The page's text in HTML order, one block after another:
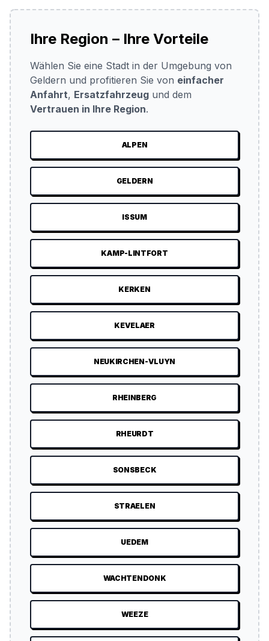
Ihre Region – Ihre Vorteile
Wählen Sie eine Stadt in der Umgebung von
Geldern und profitieren Sie von einfacher
Anfahrt, Ersatzfahrzeug und dem
Vertrauen in Ihre Region.
ALPEN
GELDERN
ISSUM
KAMP-LINTFORT
KERKEN
KEVELAER
NEUKIRCHEN-VLUYN
RHEINBERG
RHEURDT
SONSBECK
STRAELEN
UEDEM
WACHTENDONK
WEEZE